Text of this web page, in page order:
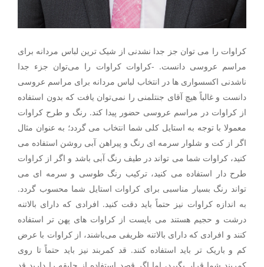
کراوات را می توان جز جدا نشدنی از شیک ترین لباس مردانه برای
مراسم عروسی دانست. -کراوات کراوات را می‌توان جزء جدا
ناشدنی اکسسواری ها در انتخاب لباس مردانه برای مراسم عروسی
دانست و غالباً هیچ آقای جنتلمنی را نمی‌توان یافت که بدون استفاده
از کراوات در مراسم عروسی حضور پیدا کند. رنگ و طرح کراوات
معمولا با توجه به استایل کلی شما انتخاب می گردد؛ به عنوان مثال
اگر از کت و شلوار سرمه ای رنگ و پیراهن آبی روشن استفاده می
کنید، کراوات شما می تواند در طیف رنگ آبی باشد و اگر از کراوات
طرح دار استفاده می کنید، ترکیب رنگ طوسی و سرمه ای می
تواند رنگ بسیار مناسبی برای کراوات استایل شما محسوب گردد.
به اندازه کراوات نیز حتماً باید دقت کنید. افرادی که دارای بالاتنه
درشت و حجیم هستند می بایست از کراوات های پهن تر استفاده
کنند و افرادی که دارای بالاتنه ظریفی می‌باشند، از کراوات با عرض
کم و باریک تر باید استفاده کنند. قد کمربند نیز باید حتماً تا روی
کمربند شما قرار بگیرد، اما اگر قصد استفاده از جلیقه را دارید قد